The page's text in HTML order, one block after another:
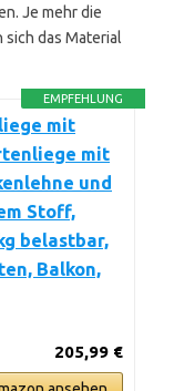
Je mehr die
das Material
EMPFEHLUNG
mit
mit
und
Stoff,
belastbar,
Balkon,
205,99 €